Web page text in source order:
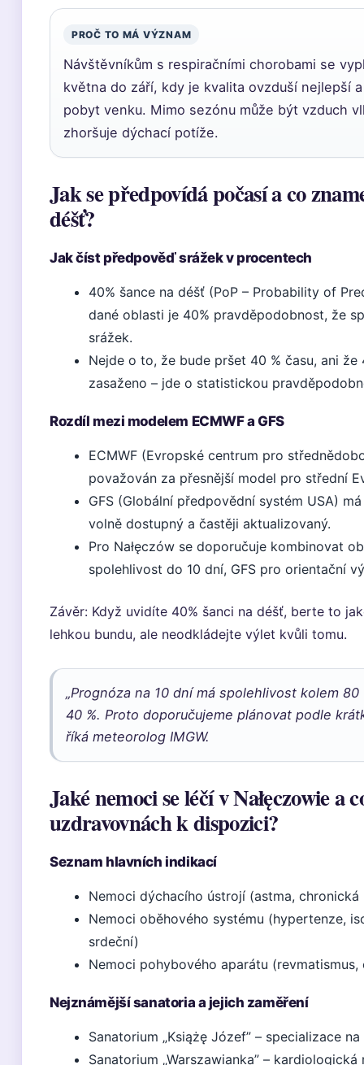
PROČ TO MÁ VÝZNAM
Návštěvníkům s respiračními chorobami se
května do září, kdy je kvalita ovzduší nejlepší
pobyt venku. Mimo sezónu může být vzduch
zhoršuje dýchací potíže.
Jak se předpovídá počasí a co
déšť?
Jak číst předpověď srážek v procentech
40% šance na déšť (PoP – Probability of
dané oblasti je 40% pravděpodobnost, že
srážek.
Nejde o to, že bude pršet 40 % času, ani že
zasaženo – jde o statistickou
Rozdíl mezi modelem ECMWF a GFS
ECMWF (Evropské centrum pro
považován za přesnější model pro střední
GFS (Globální předpovědní systém USA)
volně dostupný a častěji aktualizovaný.
Pro Nałęczów se doporučuje kombinovat
spolehlivost do 10 dní, GFS pro orientační
Závěr: Když uvidíte 40% šanci na déšť, berte to
lehkou bundu, ale neodkládejte výlet kvůli tomu.
„Prognóza na 10 dní má spolehlivost kolem
40 %. Proto doporučujeme plánovat podle
říká meteorolog IMGW.
Jaké nemoci se léčí v Nałęczowie a
uzdravovnách k dispozici?
Seznam hlavních indikací
Nemoci dýchacího ústrojí (astma,
Nemoci oběhového systému (hypertenze,
srdeční)
Nemoci pohybového aparátu
Nejznámější sanatoria a jejich zaměření
Sanatorium „Książę Józef” – specializace
Sanatorium „Warszawianka” –